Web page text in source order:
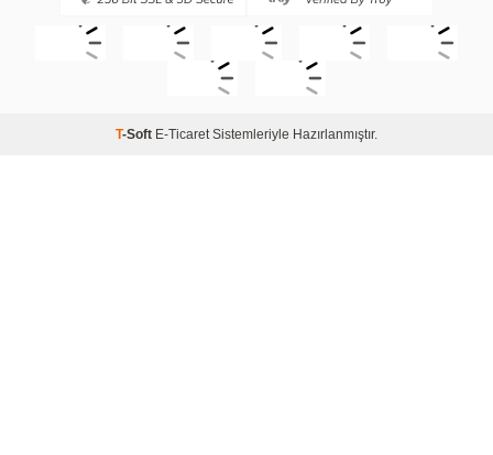
T-Soft E-Ticaret Sistemleriyle Hazırlanmıştır.